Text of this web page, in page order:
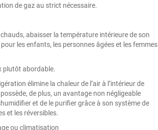
de gaz au strict nécessaire.
abaisser la température intérieure de son
les enfants, les personnes âgées et les femmes
plutôt abordable.
élimine la chaleur de l’air à l’intérieur de
de plus, un avantage non négligeable
et de le purifier grâce à son système de
et les réversibles.
ou climatisation